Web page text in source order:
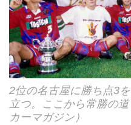
2位の名古屋に勝ち点3
立つ。ここから常勝の
カーマガジン）